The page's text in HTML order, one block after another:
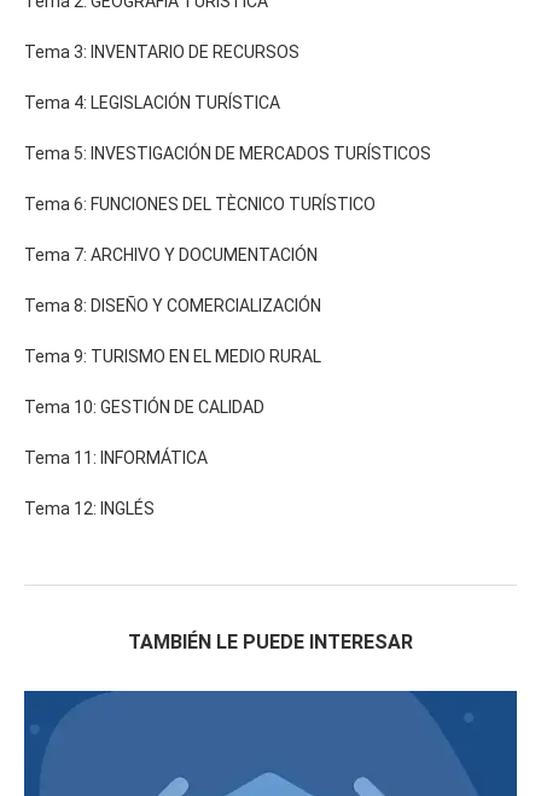
Tema 3: INVENTARIO DE RECURSOS
Tema 4: LEGISLACIÓN TURÍSTICA
Tema 5: INVESTIGACIÓN DE MERCADOS TURÍSTICOS
Tema 6: FUNCIONES DEL TÈCNICO TURÍSTICO
Tema 7: ARCHIVO Y DOCUMENTACIÓN
Tema 8: DISEÑO Y COMERCIALIZACIÓN
Tema 9: TURISMO EN EL MEDIO RURAL
Tema 10: GESTIÓN DE CALIDAD
Tema 11: INFORMÁTICA
Tema 12: INGLÉS
TAMBIÉN LE PUEDE INTERESAR